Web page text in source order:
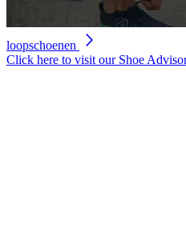
loopschoenen
Click here to visit our Shoe